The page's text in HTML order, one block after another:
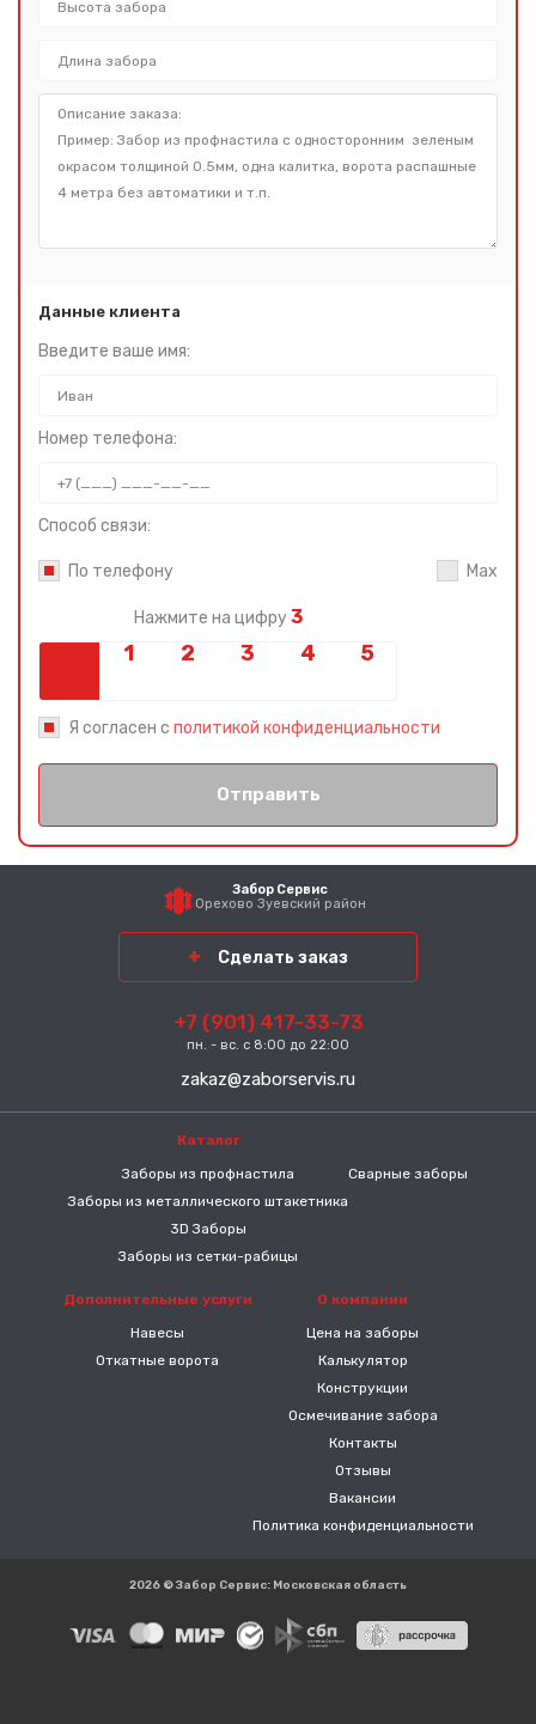
Данные клиента
Введите ваше имя:
Номер телефона:
Способ связи:
По телефону Max
Нажмите на цифру 3
Я согласен с политикой конфиденциальности
Отправить
Забор Сервис
Орехово Зуевский район
Сделать заказ
+7 (901) 417-33-73
пн. - вс. с 8:00 до 22:00
zakaz@zaborservis.ru
Каталог
Заборы из профнастила
Заборы из металлического штакетника
3D Заборы
Заборы из сетки-рабицы
Сварные заборы
Дополнительные услуги
Навесы
Откатные ворота
О компании
Цена на заборы
Калькулятор
Конструкции
Осмечивание забора
Контакты
Отзывы
Вакансии
Политика конфиденциальности
2026 © Забор Сервис: Московская область